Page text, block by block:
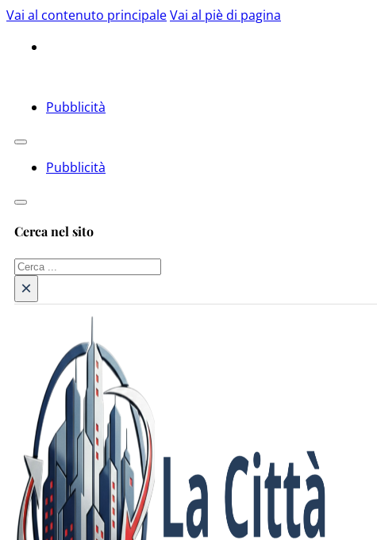
Vai al contenuto principaleVai al piè di pagina
Pubblicità
Pubblicità
Cerca nel sito
Cerca
×